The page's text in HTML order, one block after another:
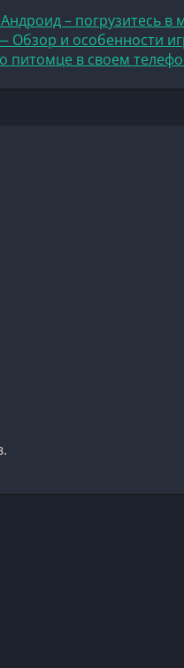
– погрузитесь в
Обзор и особенности
питомце в своем